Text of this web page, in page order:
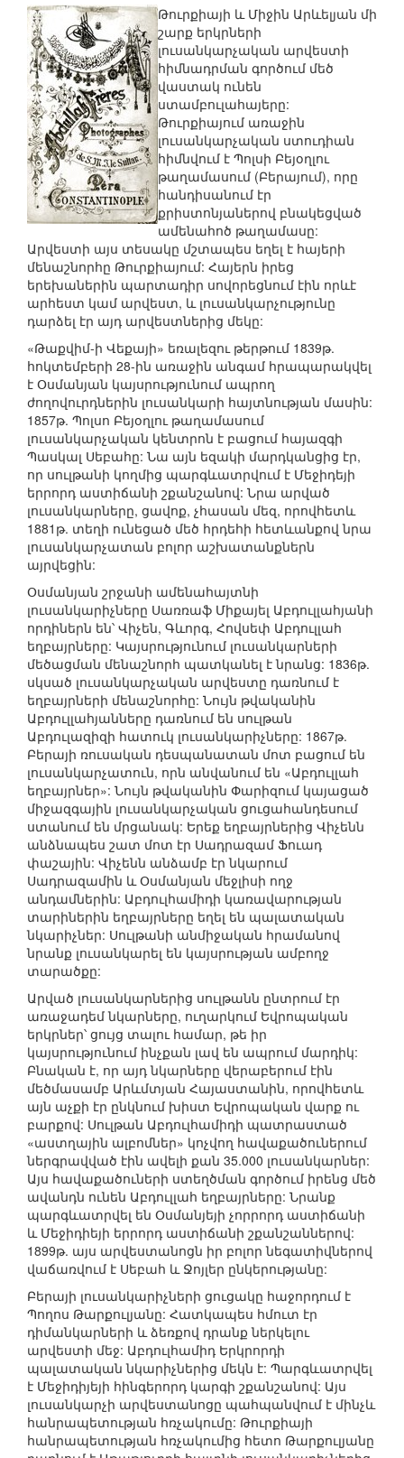
Թուրքիայի և Միջին Արևելյան մի
շարք երկրների
լուսանկարչական արվեստի
հիմնադրման գործում մեծ
վաստակ ունեն
ստամբուլահայերը:
Թուրքիայում առաջին
լուսանկարչական ստուդիան
հիմնվում է Պոլսի Բեյօղլու
թաղամասում (Բերայում), որը
հանդիսանում էր
քրիստոնյաներով բնակեցված
ամենահոծ թաղամասը:
Արվեստի այս տեսակը մշտապես եղել է հայերի
մենաշնորհը Թուրքիայում: Հայերն իրեց
երեխաներին պարտադիր սովորեցնում էին որևէ
արհեստ կամ արվեստ, և լուսանկարչությունը
դարձել էր այդ արվեստներից մեկը:
«Թաքվիմ-ի Վեքայի» եռալեզու թերթում 1839թ.
հոկտեմբերի 28-ին առաջին անգամ հրապարակվել
է Օսմանյան կայսրությունում ապրող
ժողովուրդներին լուսանկարի հայտնության մասին:
1857թ. Պոլսո Բեյօղլու թաղամասում
լուսանկարչական կենտրոն է բացում հայազգի
Պասկալ Սեբահը: Նա այն եզակի մարդկանցից էր,
որ սուլթանի կողմից պարգևատրվում է Մեջիդեյի
երրորդ աստիճանի շքանշանով: Նրա արված
լուսանկարները, ցավոք, չհասան մեզ, որովհետև
1881թ. տեղի ունեցած մեծ հրդեհի հետևանքով նրա
լուսանկարչատան բոլոր աշխատանքներն
այրվեցին:
Օսմանյան շրջանի ամենահայտնի
լուսանկարիչները Սառռաֆ Միքայել Աբդուլլահյանի
որդիներն են՝ Վիչեն, Գևորգ, Հովսեփ Աբդուլլահ
եղբայրները: Կայսրությունում լուսանկարների
մեծացման մենաշնորհ պատկանել է նրանց: 1836թ.
սկսած լուսանկարչական արվեստը դառնում է
եղբայրների մենաշնորհը: Նույն թվականին
Աբդուլլահյանները դառնում են սուլթան
Աբդուլազիզի հատուկ լուսանկարիչները: 1867թ.
Բերայի ռուսական դեսպանատան մոտ բացում են
լուսանկարչատուն, որն անվանում են «Աբդուլլահ
եղբայրներ»: Նույն թվականին Փարիզում կայացած
միջազգային լուսանկարչական ցուցահանդեսում
ստանում են մրցանակ: Երեք եղբայրներից Վիչենն
անձնապես շատ մոտ էր Սադրազամ Ֆուադ
փաշային: Վիչենն անձամբ էր նկարում
Սադրազամին և Օսմանյան մեջլիսի ողջ
անդամներին: Աբդուլհամիդի կառավարության
տարիներին եղբայրները եղել են պալատական
նկարիչներ: Սուլթանի անմիջական հրամանով
նրանք լուսանկարել են կայսրության ամբողջ
տարածքը:
Արված լուսանկարներից սուլթանն ընտրում էր
առաջադեմ նկարները, ուղարկում Եվրոպական
երկրներ՝ ցույց տալու համար, թե իր
կայսրությունում ինչքան լավ են ապրում մարդիկ:
Բնական է, որ այդ նկարները վերաբերում էին
մեծմասամբ Արևմտյան Հայաստանին, որովհետև
այն աչքի էր ընկնում խիստ Եվրոպական վարք ու
բարքով: Սուլթան Աբդուլհամիդի պատրաստած
«աստղային ալբոմներ» կոչվող հավաքածուներում
ներգրավված էին ավելի քան 35.000 լուսանկարներ:
Այս հավաքածուների ստեղծման գործում իրենց մեծ
ավանդն ունեն Աբդուլլահ եղբայրները: Նրանք
պարգևատրվել են Օսմանյեյի չորրորդ աստիճանի
և Մեջիդիեյի երրորդ աստիճանի շքանշաններով:
1899թ. այս արվեստանոցն իր բոլոր նեգատիվներով
վաճառվում է Սեբահ և Ջոյլեր ընկերությանը:
Բերայի լուսանկարիչների ցուցակը հաջորդում է
Պողոս Թարքուլյանը: Հատկապես հմուտ էր
դիմանկարների և ձեռքով դրանք ներկելու
արվեստի մեջ: Աբդուլհամիդ Երկրորդի
պալատական նկարիչներից մեկն է: Պարգևատրվել
է Մեջիդիյեյի հինգերորդ կարգի շքանշանով: Այս
լուսանկարչի արվեստանոցը պահպանվում է մինչև
հանրապետության հռչակումը: Թուրքիայի
հանրապետության հռչակումից հետո Թարքուլյանը